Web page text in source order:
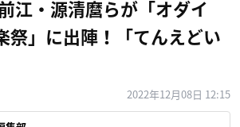
江・源清麿らが「オダイ
祭」に出陣！「てんえどい
2022年12月08日 12:15